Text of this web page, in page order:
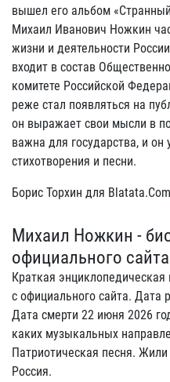
вышел его альбом
Михаил Иванович Ножкин
жизни и деятельности
входит в состав
комитете Российской
реже стал появляться на
он выражает свои мысли в
важна для государства, и
стихотворения и песни.
Борис Торхин для Blatata.Com
Михаил Ножкин -
официального сайта
Краткая
с официального сайта. Дата
Дата смерти 22 июня 2026
каких музыкальных
Патриотическая песня.
Россия.